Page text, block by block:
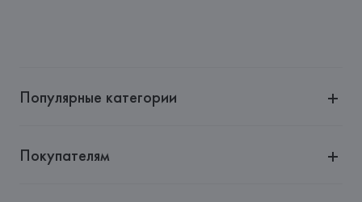
Страна происхождения товара:
Популярные категории
Покупателям